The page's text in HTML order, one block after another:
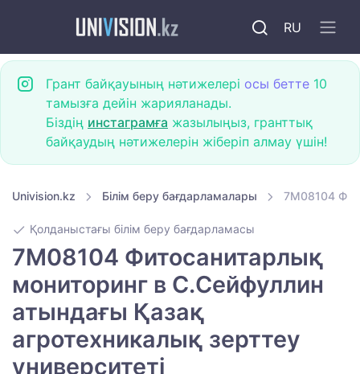
RU
Грант байқауының нәтижелері осы бетте 10
тамызға дейін жарияланады.
Біздің инстаграмға жазылыңыз, гранттық
байқаудың нәтижелерін жіберіп алмау үшін!
Univision.kz Білім беру бағдарламалары 7M08104
Қолданыстағы білім беру бағдарламасы
7M08104 Фитосанитарлық
мониторинг в С.Сейфуллин
атындағы Қазақ
агротехникалық зерттеу
университеті